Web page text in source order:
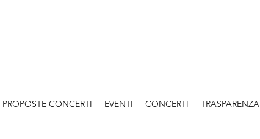
PROPOSTE CONCERTI EVENTI CONCERTI TRASPARENZA